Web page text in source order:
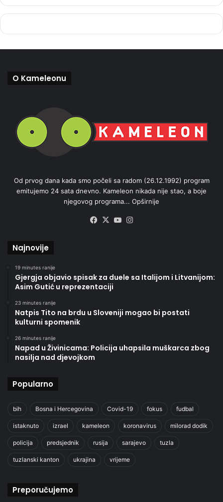
O Kameleonu
Od prvog dana kada smo počeli sa radom (26.12.1992) program
emitujemo 24 sata dnevno. Kameleon nikada nije stao, a boje
njegovog programa... Opširnije
Facebook
X YouTube
Najnovije
19 minutes ranije
Gjergja objavio spisak za duele sa Italijom i Litvanijom:
Asim Gutić u reprezentaciji
23 minutes ranije
Natpis Tito na brdu u Sloveniji mogao bi postati
kulturni spomenik
26 minutes ranije
Napad u Živinicama: Policija uhapsila muškarca zbog
nasilja nad djevojkom
Popularno
bih Bosna i Hercegovina Covid-19 fokus fudbal
istaknuto izrael kameleon koronavirus milorad dodik
policija predsjednik rusija sarajevo tuzla
tuzlanski kanton ukrajina vrijeme
Preporučujemo